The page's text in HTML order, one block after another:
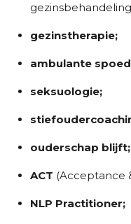
gezinstherapie;
ambulante
seksuologie;
ouderschap blijft;
ACT (Acceptance
NLP Practitioner;